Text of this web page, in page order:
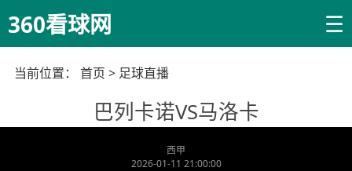
360看球网 ☰
当前位置： 首页 > 足球直播
巴列卡诺VS马洛卡
西甲
2026-01-11 21:00:00